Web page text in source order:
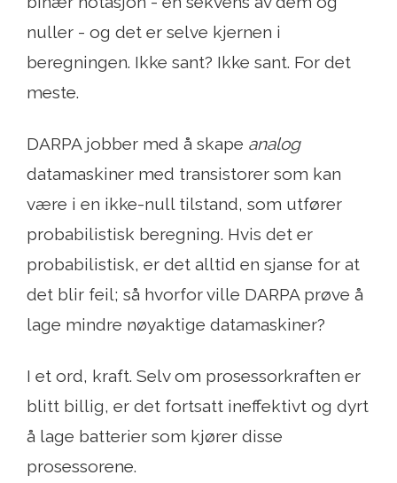
nuller - og det er selve kjernen i
beregningen. Ikke sant? Ikke sant. For det
meste.
DARPA jobber med å skape analog
datamaskiner med transistorer som kan
være i en ikke-null tilstand, som utfører
probabilistisk beregning. Hvis det er
probabilistisk, er det alltid en sjanse for at
det blir feil; så hvorfor ville DARPA prøve å
lage mindre nøyaktige datamaskiner?
I et ord, kraft. Selv om prosessorkraften er
blitt billig, er det fortsatt ineffektivt og dyrt
å lage batterier som kjører disse
prosessorene.